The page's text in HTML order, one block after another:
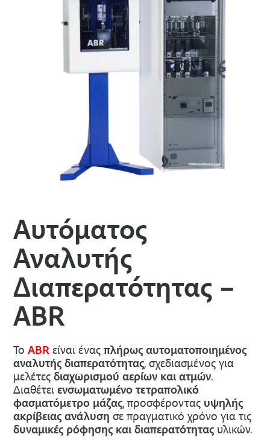
Αυτόματος
Αναλυτής
Διαπερατότητας –
ABR
ΤοABR είναι έναςπλήρως αυτοματοποιημένος
αναλυτής διαπερατότητας, σχεδιασμένος για
μελέτεςδιαχωρισμού αερίων και ατμών.
Διαθέτειενσωματωμένο τετραπολικό
φασματόμετρο μάζας, προσφέροντας υψηλής
ακρίβειας ανάλυση σε πραγματικό χρόνο για τις
δυναμικές ρόφησης και διαπερατότητας υλικών.